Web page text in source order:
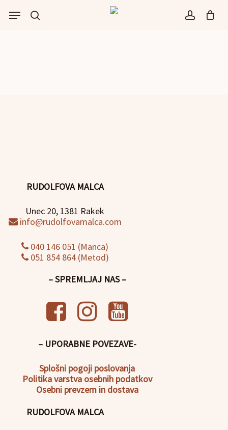
išči account
Menu
RUDOLFOVA MALCA
Unec 20, 1381 Rakek
info@rudolfovamalca.com
040 146 051 (Manca)
051 854 864 (Metod)
– SPREMLJAJ NAS –
– UPORABNE POVEZAVE-
Splošni pogoji poslovanja
Politikavarstva osebnih podatkov
Osebni prevzem in dostava
RUDOLFOVA MALCA